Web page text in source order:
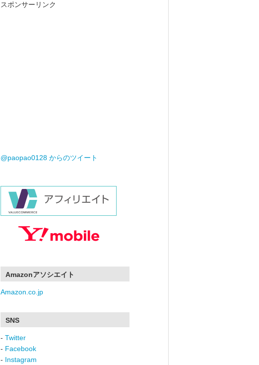
スポンサーリンク
@paopao0128 からのツイート
Amazonアソシエイト
Amazon.co.jp
SNS
- Twitter
- Facebook
- Instagram